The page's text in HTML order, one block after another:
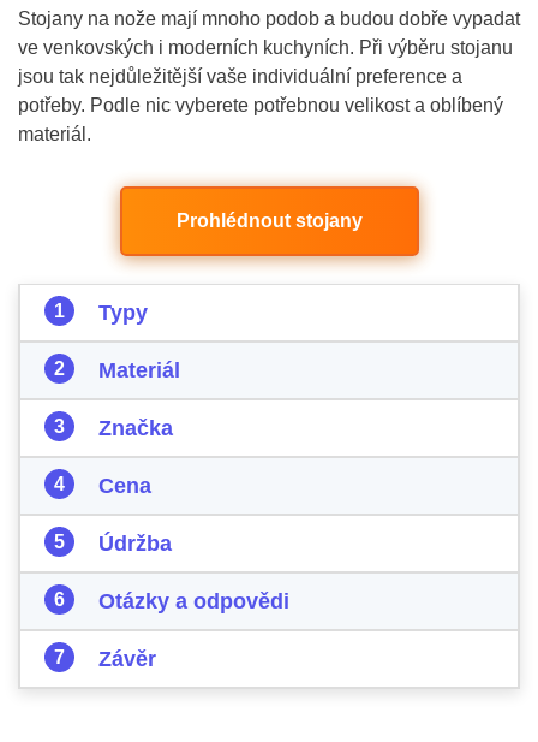
Stojany na nože mají mnoho podob a budou dobře vypadat
ve venkovských i moderních kuchyních. Při výběru stojanu
jsou tak nejdůležitější vaše individuální preference a
potřeby. Podle nic vyberete potřebnou velikost a oblíbený
materiál.
Prohlédnout stojany
Typy
Materiál
Značka
Cena
Údržba
Otázky a odpovědi
Závěr